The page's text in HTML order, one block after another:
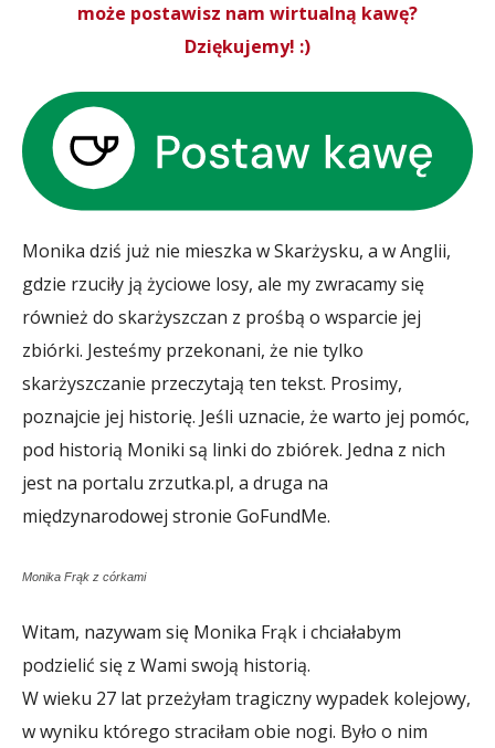
może postawisz nam wirtualną kawę?
Dziękujemy! :)
Monika dziś już nie mieszka w Skarżysku, a w Anglii,
gdzie rzuciły ją życiowe losy, ale my zwracamy się
również do skarżyszczan z prośbą o wsparcie jej
zbiórki. Jesteśmy przekonani, że nie tylko
skarżyszczanie przeczytają ten tekst. Prosimy,
poznajcie jej historię. Jeśli uznacie, że warto jej pomóc,
pod historią Moniki są linki do zbiórek. Jedna z nich
jest na portalu zrzutka.pl, a druga na
międzynarodowej stronie GoFundMe.
Monika Frąk z córkami
Witam, nazywam się Monika Frąk i chciałabym
podzielić się z Wami swoją historią.
W wieku 27 lat przeżyłam tragiczny wypadek kolejowy,
w wyniku którego straciłam obie nogi. Było o nim